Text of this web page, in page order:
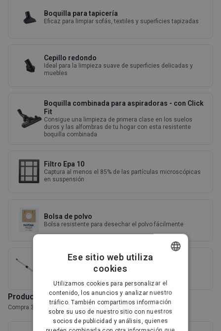
Boquilla para tapicería
Eficaz para limpiar sofás, textiles y superficies tapizadas
Cepillo redondo
Ideal para la limpieza suave de superficies delicadas y
muebles
Boquilla combinada para aspiradoras - con Click
Fit
Consigue una limpieza de primera clase en los suelos
duros y las alfombras de tu hogar con esta resistente
boquilla combinada
Filtro Epa 10
Captura al menos el 85% de las partículas microscópicas
en suspensión
Bolsa de polvo
Bolsa resistente para desechar el polvo fácilmente
Tubo telescópico para llegar más lejos
Productos complementarios
Compra 3 accesorios y ahorra un 10 % DUTCH
FRENCH
Ese sitio web utiliza
cookies
Utilizamos cookies para personalizar el
contenido, los anuncios y analizar nuestro
tráfico. También compartimos información
sobre su uso de nuestro sitio con nuestros
socios de publicidad y análisis, quienes